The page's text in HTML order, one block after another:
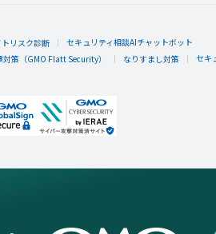
リスク診断
セキュリティ相談AIチャットボット
対策（GMO Flatt Security） なりすまし対策 セキ